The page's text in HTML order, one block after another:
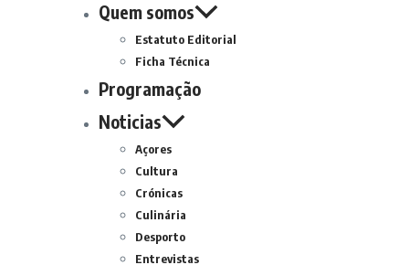
Quem somos
Estatuto Editorial
Ficha Técnica
Programação
Noticias
Açores
Cultura
Crónicas
Culinária
Desporto
Entrevistas